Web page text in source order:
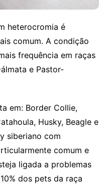
heterocromia é
comum. A condição
frequência em raças
e Pastor-
em: Border Collie,
Husky, Beagle e
siberiano com
comum e
ligada a problemas
dos pets da raça